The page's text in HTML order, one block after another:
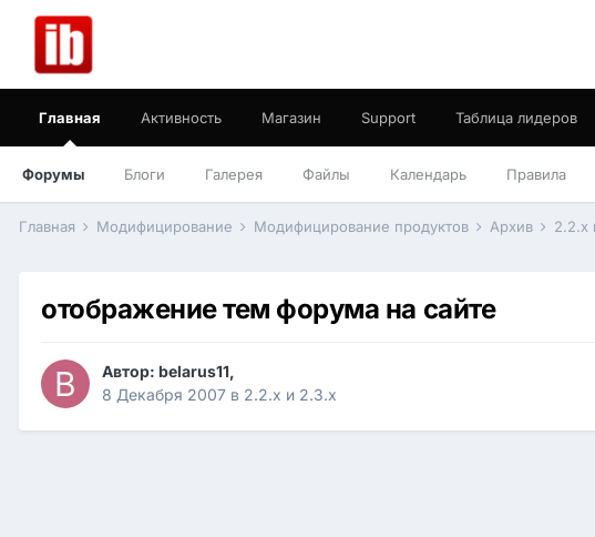
Главная
Форумы Блоги Галерея Файлы Календарь Правила
Активность Магазин Support Таблица лидеров
Главная Модифицирование Модифицирование продуктов Архив 2.2.x
отображение тем форума на сайте
Автор: belarus11,
8 Декабря 2007 в 2.2.x и 2.3.x